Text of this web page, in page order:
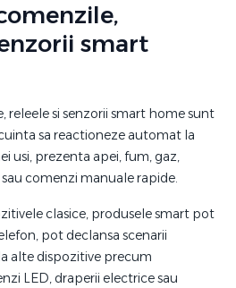
smart
releele si senzorii smart home sunt
sa reactioneze automat la
usi, prezenta apei, fum, gaz,
comenzi manuale rapide.
clasice, produsele smart pot
pot declansa scenarii
alte dispozitive precum
LED, draperii electrice sau